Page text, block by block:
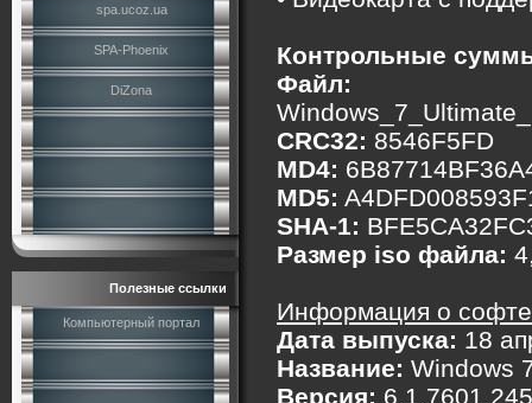
spa.ucoz.ua
SPA-Phoenix
DiZona
Полезные ссылки
Компьютерный портал
Контрольные
Файл:
CRC32: 8546F5FD
MD4:
MD5:
SHA-1:
Размер iso файла:
Информация о
Дата выпуска: 18
Название: Windows
Версия: